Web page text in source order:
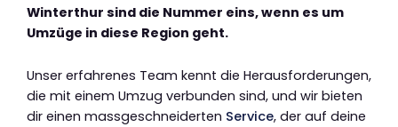
Winterthur sind die Nummer eins, wenn es um
Umzüge in diese Region geht.
Unser erfahrenes Team kennt die Herausforderungen,
die mit einem Umzug verbunden sind, und wir bieten
dir einen massgeschneiderten Service, der auf deine